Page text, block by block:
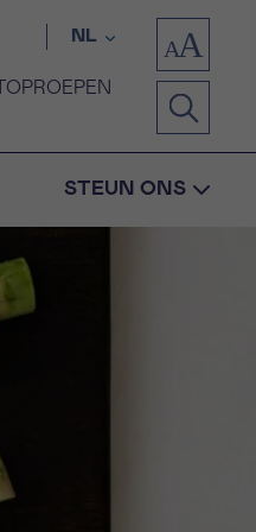
NL
STEUN ONS